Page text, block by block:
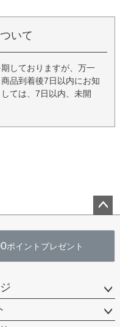
いて
しておりますが、万一
品到着後7日以内にお知
ては、7日以内、未開
へ
ポイントプレゼント